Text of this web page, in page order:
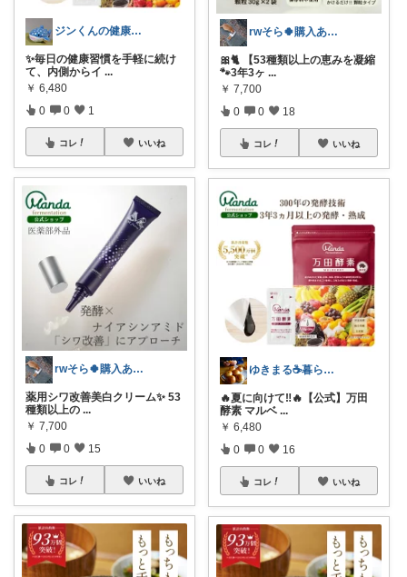
ジンくんの健康生活
✨毎日の健康習慣を手軽に続け
て、内側からイ ...
￥ 6,480
0 0 1
コレ いいね
rwそら🍀購入ありがとうございます🍀
薬用シワ改善美白クリーム✨ 53
種類以上の ...
￥ 7,700
0 0 15
コレ いいね
rwそら🍀購入ありがとうございます🍀
🎀🐈 【53種類以上の恵みを凝縮
🐾3年3ヶ ...
￥ 7,700
0 0 18
コレ いいね
ゆきまる☕️暮らしを楽しむ
🔥夏に向けて‼️🔥【公式】万田
酵素 マルベ ...
￥ 6,480
0 0 16
コレ いいね